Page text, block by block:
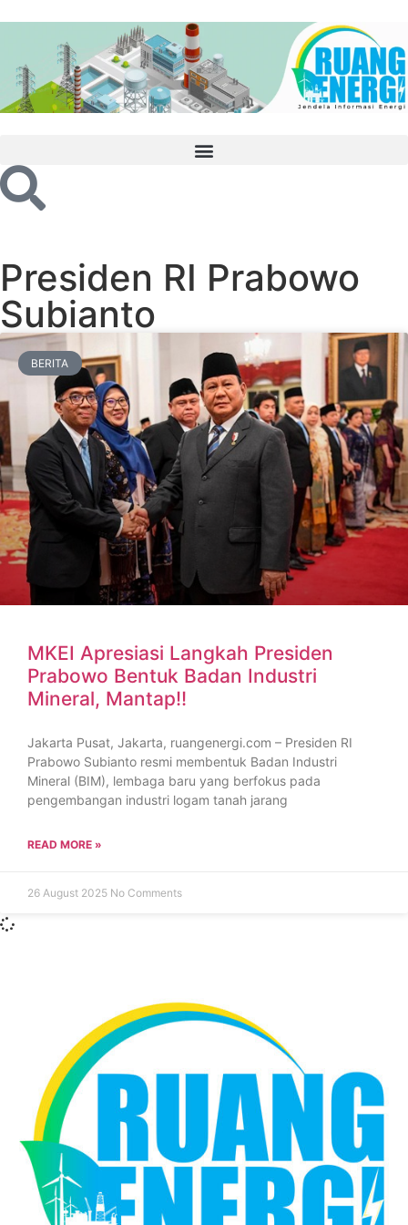
Presiden RI Prabowo
Subianto
BERITA
MKEI Apresiasi Langkah Presiden
Prabowo Bentuk Badan Industri
Mineral, Mantap!!
Jakarta Pusat, Jakarta, ruangenergi.com – Presiden RI
Prabowo Subianto resmi membentuk Badan Industri
Mineral (BIM), lembaga baru yang berfokus pada
pengembangan industri logam tanah jarang
READ MORE »
26 August 2025 No Comments